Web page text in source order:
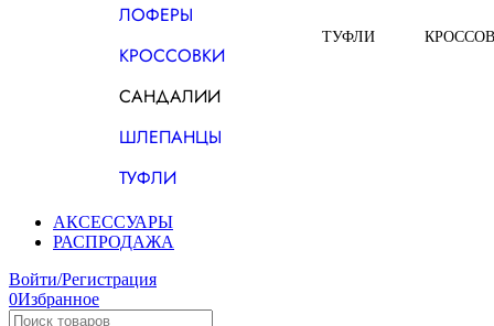
ЛОФЕРЫ
КРОССОВКИ
САНДАЛИИ
ШЛЕПАНЦЫ
ТУФЛИ
ТУФЛИ
АКСЕССУАРЫ
РАСПРОДАЖА
Войти/Регистрация
0Избранное